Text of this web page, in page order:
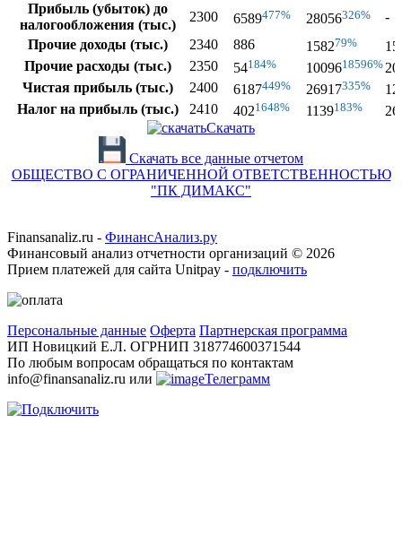
Прибыль (убыток) до
налогообложения (тыс.)
2300 6589477% 28056326%
-
Прочие доходы (тыс.)
2340 886 158279%
Прочие расходы (тыс.)
2350 54184% 1009618596%
Чистая прибыль (тыс.)
2400 6187449% 26917335%
Налог на прибыль (тыс.)
2410 4021648% 1139183%
Скачать
Скачать все данные отчетом
ОБЩЕСТВО С ОГРАНИЧЕННОЙ ОТВЕТСТВЕННОСТЬЮ
"ПК ДИМАКС"
Finansanaliz.ru - ФинанcАнализ.ру
Финансовый анализ отчетности организаций © 2026
Прием платежей для сайта Unitpay - подключить
Персональные данные Оферта Партнерская программа
ИП Новицкий Е.Л. ОГРНИП 318774600371544
По любым вопросам обращаться по контактам
info@finansanaliz.ru или
Телеграмм